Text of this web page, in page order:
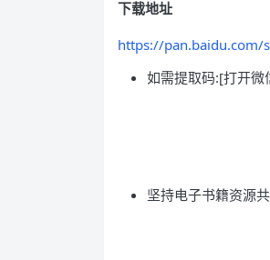
下载地址
https://pan.baidu.com/
如需提取码:[打开微
坚持电子书籍资源